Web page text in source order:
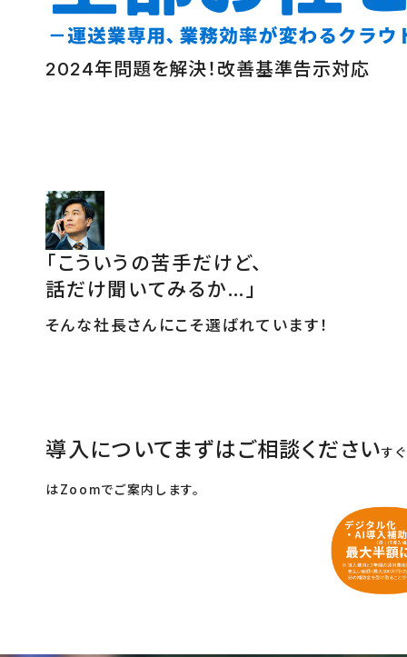
2024年問題を解決！改善基準告示対応
「こういうの苦手だけど、
話だけ聞いてみるか…」
そんな社長さんにこそ選ばれています！
導入についてまずはご相談くださいす
はZoomでご案内します。